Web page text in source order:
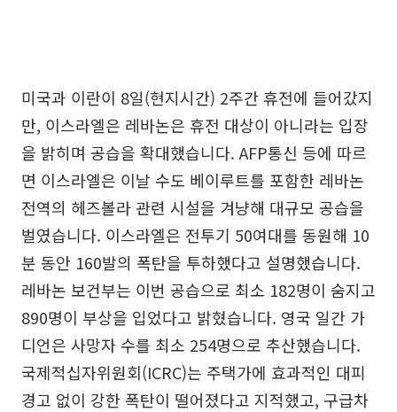
미국과 이란이 8일(현지시간) 2주간 휴전에 들어갔지
만, 이스라엘은 레바논은 휴전 대상이 아니라는 입장
을 밝히며 공습을 확대했습니다. AFP통신 등에 따르
면 이스라엘은 이날 수도 베이루트를 포함한 레바논
전역의 헤즈볼라 관련 시설을 겨냥해 대규모 공습을
벌였습니다. 이스라엘은 전투기 50여대를 동원해 10
분 동안 160발의 폭탄을 투하했다고 설명했습니다.
레바논 보건부는 이번 공습으로 최소 182명이 숨지고
890명이 부상을 입었다고 밝혔습니다. 영국 일간 가
디언은 사망자 수를 최소 254명으로 추산했습니다.
국제적십자위원회(ICRC)는 주택가에 효과적인 대피
경고 없이 강한 폭탄이 떨어졌다고 지적했고, 구급차